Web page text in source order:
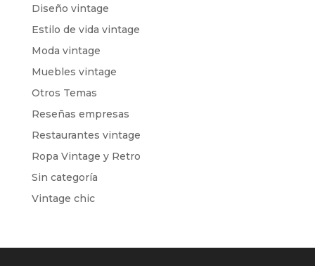
Diseño vintage
Estilo de vida vintage
Moda vintage
Muebles vintage
Otros Temas
Reseñas empresas
Restaurantes vintage
Ropa Vintage y Retro
Sin categoría
Vintage chic